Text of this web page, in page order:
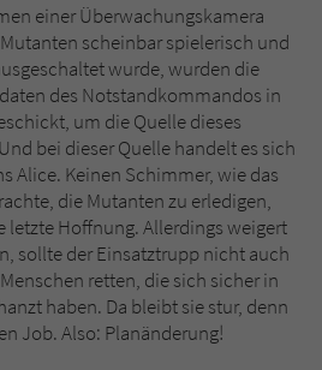
einer Überwachungskamera
scheinbar spielerisch und
wurde, wurden die
des Notstandkommandos in
um die Quelle dieses
bei dieser Quelle handelt es sich
Alice. Keinen Schimmer, wie das
die Mutanten zu erledigen,
letzte Hoffnung. Allerdings weigert
sollte der Einsatztrupp nicht auch
retten, die sich sicher in
haben. Da bleibt sie stur, denn
Job. Also: Planänderung!